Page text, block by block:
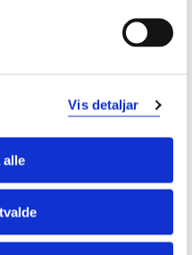
Vis detaljar
alle
barn og ungdom
7,5 sp